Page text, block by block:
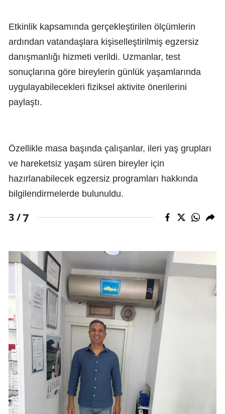
Etkinlik kapsamında gerçekleştirilen ölçümlerin
ardından vatandaşlara kişiselleştirilmiş egzersiz
danışmanlığı hizmeti verildi. Uzmanlar, test
sonuçlarına göre bireylerin günlük yaşamlarında
uygulayabilecekleri fiziksel aktivite önerilerini
paylaştı.
Özellikle masa başında çalışanlar, ileri yaş grupları
ve hareketsiz yaşam süren bireyler için
hazırlanabilecek egzersiz programları hakkında
bilgilendirmelerde bulunuldu.
3 /7